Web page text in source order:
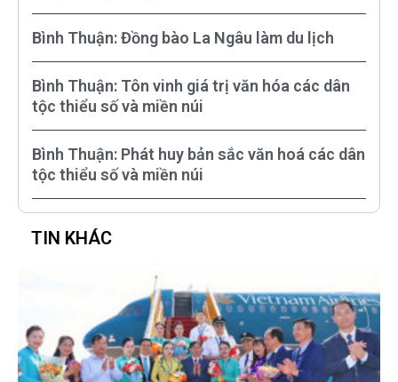
Bình Thuận: Đồng bào La Ngâu làm du lịch
Bình Thuận: Tôn vinh giá trị văn hóa các dân
tộc thiểu số và miền núi
Bình Thuận: Phát huy bản sắc văn hoá các dân
tộc thiểu số và miền núi
TIN KHÁC